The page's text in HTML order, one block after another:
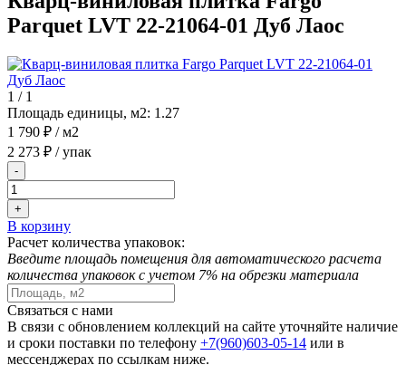
Parquet LVT 22-21064-01 Дуб Лаос
1 / 1
Площадь единицы, м2: 1.27
1 790 ₽ / м2
2 273 ₽ / упак
-
+
В корзину
Расчет количества упаковок:
Введите площадь помещения для автоматического расчета
количества упаковок с учетом 7% на обрезки материала
Связаться с нами
В связи с обновлением коллекций на сайте уточняйте наличие
и сроки поставки по телефону +7(960)603-05-14 или в
мессенджерах по ссылкам ниже.